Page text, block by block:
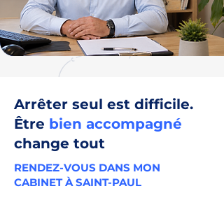
Arrêter seul est difficile.
Être bien accompagné
change tout
RENDEZ-VOUS DANS MON
CABINET À SAINT-PAUL